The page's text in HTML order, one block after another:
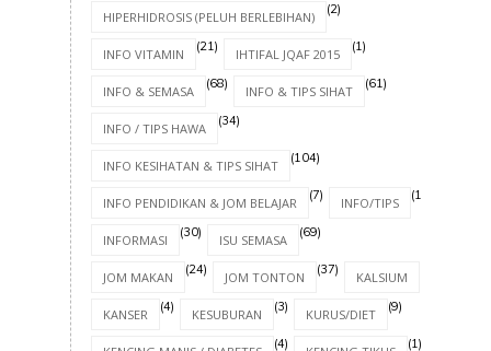
HIPERHIDROSIS (PELUH BERLEBIHAN) (2)
INFO VITAMIN (21) IHTIFAL JQAF 2015 (1)
INFO & SEMASA (68) INFO & TIPS SIHAT (61)
INFO / TIPS HAWA (34)
INFO KESIHATAN & TIPS SIHAT (104)
INFO PENDIDIKAN & JOM BELAJAR (7) INFO/TIPS (17)
INFORMASI (30) ISU SEMASA (69)
JOM MAKAN (24) JOM TONTON (37) KALSIUM
KANSER (4) KESUBURAN (3) KURUS/DIET (9)
(4) (1)